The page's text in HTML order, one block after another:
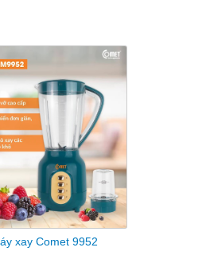
xay Comet 9952